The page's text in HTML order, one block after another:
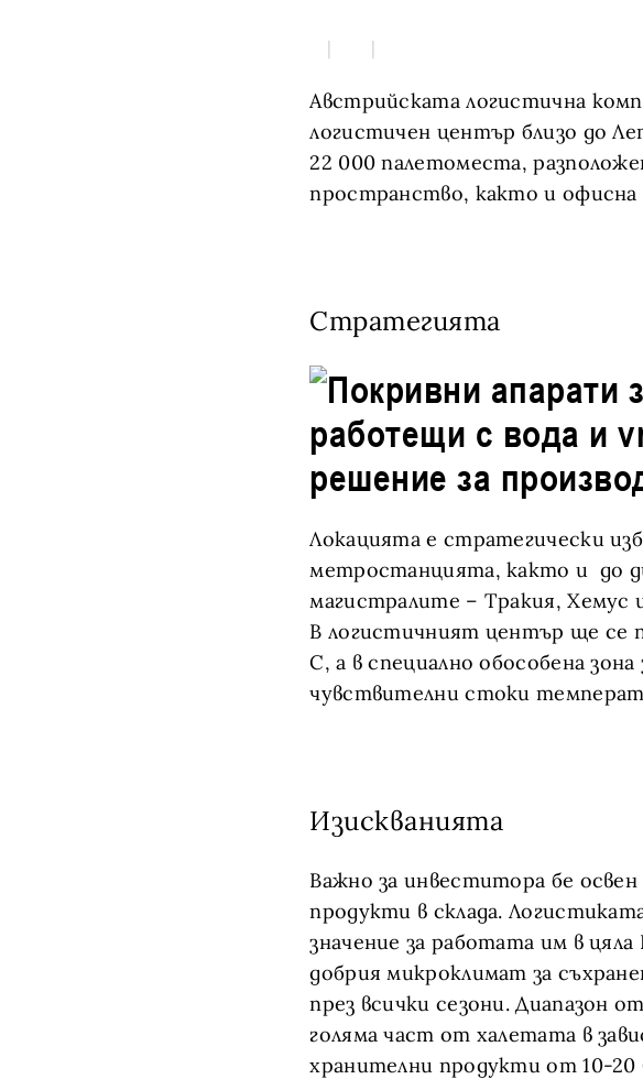
Австрийската логистична
логистичен център близо до
22 000 палетоместа,
пространство, както и офисна
Стратегията
Локацията е стратегически
метростанцията, както и до
магистралите – Тракия, Хемус
В логистичният център ще се
С, а в специално обособена
чувствителни стоки
Изискванията
Важно за инвеститора бе
продукти в склада.
значение за работата им в
добрия микроклимат за
през всички сезони. Диапазон
голяма част от халетата в
хранителни продукти от 10-20